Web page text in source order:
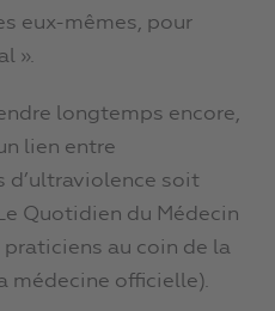
eux-mêmes, pour
».
longtemps encore,
lien entre
d’ultraviolence soit
Quotidien du Médecin
au coin de la
médecine officielle).